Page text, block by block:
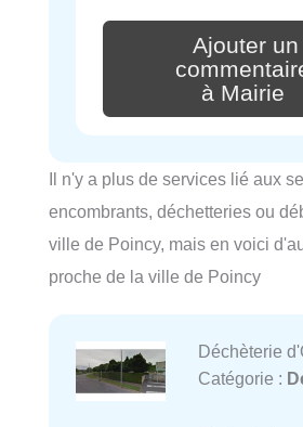
Ajouter un
à Mairie
Il n'y a plus de services lié aux
encombrants, déchetteries ou
ville de Poincy, mais en voici
proche de la ville de Poincy
Déchèterie
Catégorie :